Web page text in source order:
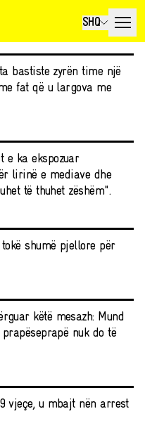
SHQ
bastiste zyrën time një
fat që u largova me
e ka ekspozuar
lirinë e mediave dhe
të thuhet zëshëm".
shumë pjellore për
këtë mesazh: Mund
nuk do të
vjeçe, u mbajt nën arrest